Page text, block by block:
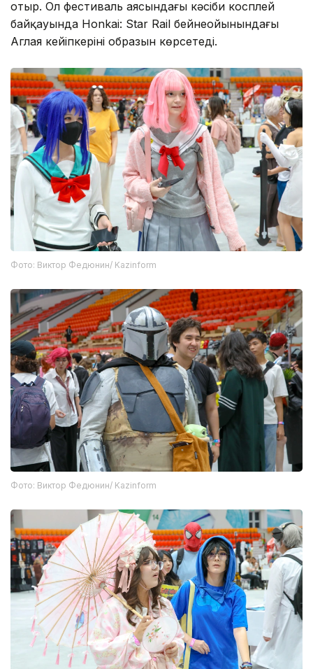
Кулыгина Comic Con Astana-ға алғаш рет қатысып
отыр. Ол фестиваль аясындағы кәсіби косплей
байқауында Honkai: Star Rail бейнеойынындағы